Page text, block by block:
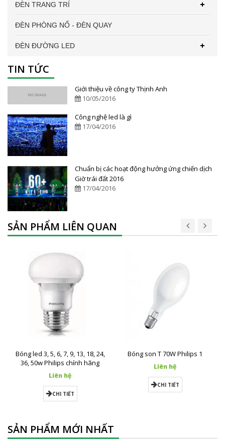
ĐÈN TRANG TRÍ
ĐÈN PHÒNG NỔ - ĐÈN QUAY
ĐÈN ĐƯỜNG LED
TIN TỨC
Giới thiệu về công ty Thịnh Anh
10/05/2016
Công nghệ led là gì
17/04/2016
Chuẩn bị các hoạt động hưởng ứng chiến dịch
Giờ trái đất 2016
17/04/2016
SẢN PHẨM LIÊN QUAN
Bóng led 3, 5, 6, 7, 9, 13, 18, 24,
36, 50w Philips chính hãng
Liên hệ
CHI TIẾT
Bóng son T 70W Philips 1
Liên hệ
CHI TIẾT
SẢN PHẨM MỚI NHẤT